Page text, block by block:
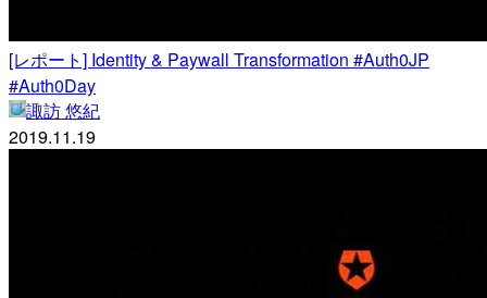
[レポート] Identity & Paywall Transformation #Auth0JP
#Auth0Day
諏訪 悠紀
2019.11.19